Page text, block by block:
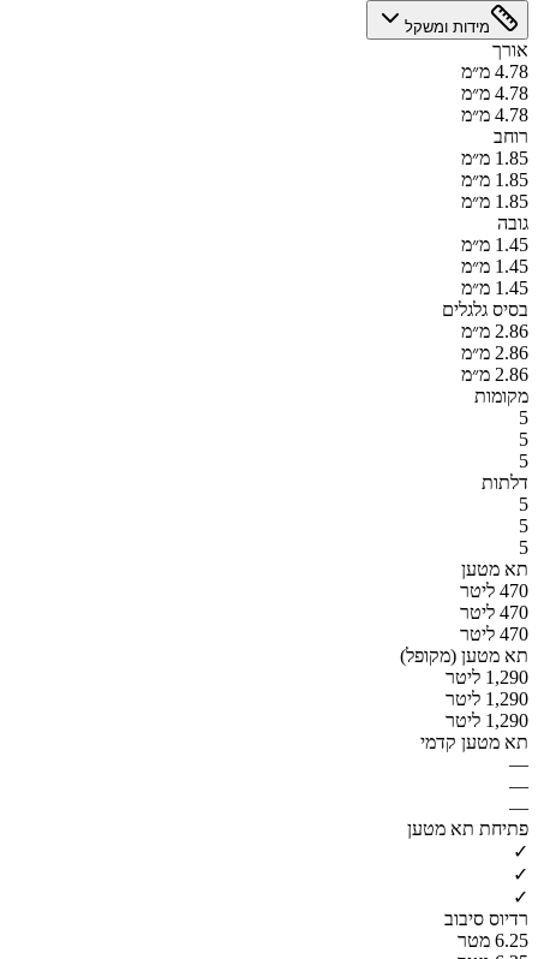
מידות ומשקל
אורך
4.78 מ״מ
4.78 מ״מ
4.78 מ״מ
רוחב
1.85 מ״מ
1.85 מ״מ
1.85 מ״מ
גובה
1.45 מ״מ
1.45 מ״מ
1.45 מ״מ
בסיס גלגלים
2.86 מ״מ
2.86 מ״מ
2.86 מ״מ
מקומות
5
5
5
דלתות
5
5
5
תא מטען
470 ליטר
470 ליטר
470 ליטר
תא מטען (מקופל)
1,290 ליטר
1,290 ליטר
1,290 ליטר
תא מטען קדמי
—
—
—
פתיחת תא מטען
✓
✓
✓
רדיוס סיבוב
6.25 מטר